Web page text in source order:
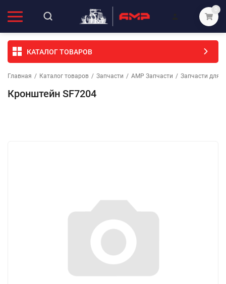
0
КАТАЛОГ ТОВАРОВ
Главная / Каталог товаров / Запчасти / АМР Запчасти / Запчасти для
Кронштейн SF7204